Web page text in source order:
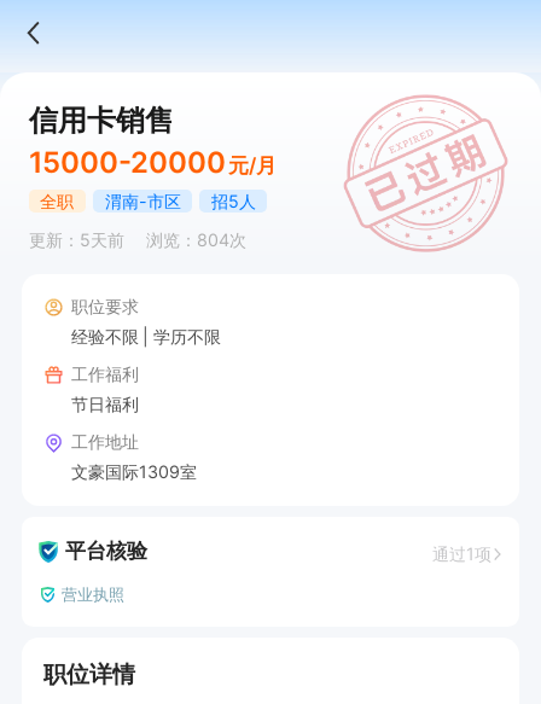
信用卡销售
15000-20000 元/月
全职 渭南-市区
招5人
更新：5天前
浏览：804次
职位要求
经验不限
学历不限
工作福利
节日福利
工作地址
文豪国际1309室
平台核验 通过1项
营业执照
职位详情